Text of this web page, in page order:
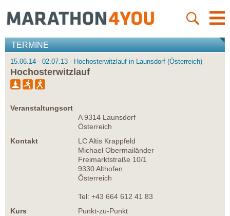
TERMINE
15.06.14 - 02.07.13 - Hochosterwitzlauf in Launsdorf (Österreich)
Hochosterwitzlauf
Veranstaltungsort
A 9314 Launsdorf
Österreich
Kontakt
LC Altis Krappfeld
Michael Obermailänder
Freimarktstraße 10/1
9330 Althofen
Österreich
Tel: +43 664 612 41 83
Kurs
Punkt-zu-Punkt